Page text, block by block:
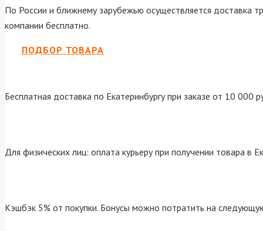
По России и ближнему зарубежью осуществляется доставка
компании бесплатно.
ПОДБОР ТОВАРА
Бесплатная доставка по Екатеринбургу при заказе от 10 000
Для физических лиц: оплата курьеру при получении товара в
Кэшбэк 5% от покупки. Бонусы можно потратить на